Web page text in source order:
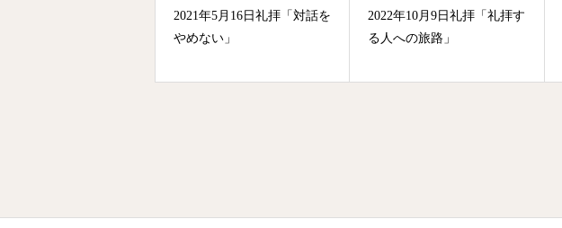
2021年5月16日礼拝「対話を
やめない」
2022年10月9日礼拝「礼拝す
る人への旅路」